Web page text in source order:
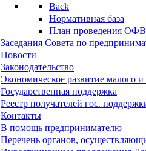
Back
Нормативная база
План проведения
Заседания Совета по
Новости
Законодательство
Экономическое развитие малого и
Государственная поддержка
Реестр получателей гос.
Контакты
В помощь предпринимателю
Перечень органов,